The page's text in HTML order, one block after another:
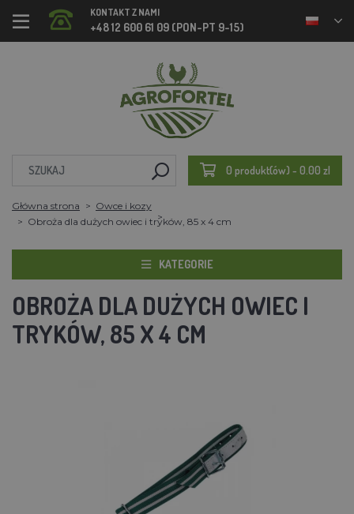
KONTAKT Z NAMI
+48 12 600 61 09 (PON-PT 9-15)
0 produkt(ów) - 0.00 zl
Główna strona
Owce i kozy
Obroża dla dużych owiec i tryków, 85 x 4 cm
KATEGORIE
OBROŻA DLA DUŻYCH OWIEC I
TRYKÓW, 85 X 4 CM